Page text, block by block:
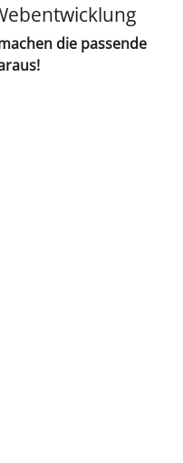
die passende